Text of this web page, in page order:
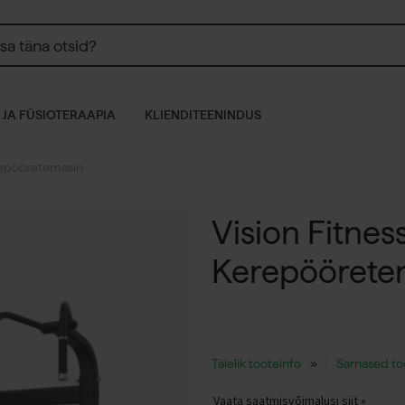
FÜSIOTERAAPIA KLIENDITEENINDUS
Vision
Täielik tooteinfo Sarnased
Vaata saatmisvõimalusi siit »